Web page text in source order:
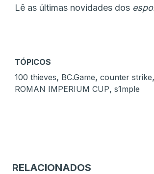
Lê as últimas novidades dos
TÓPICOS
100 thieves, BC.Game, counter strike,
ROMAN IMPERIUM CUP, s1mple
RELACIONADOS